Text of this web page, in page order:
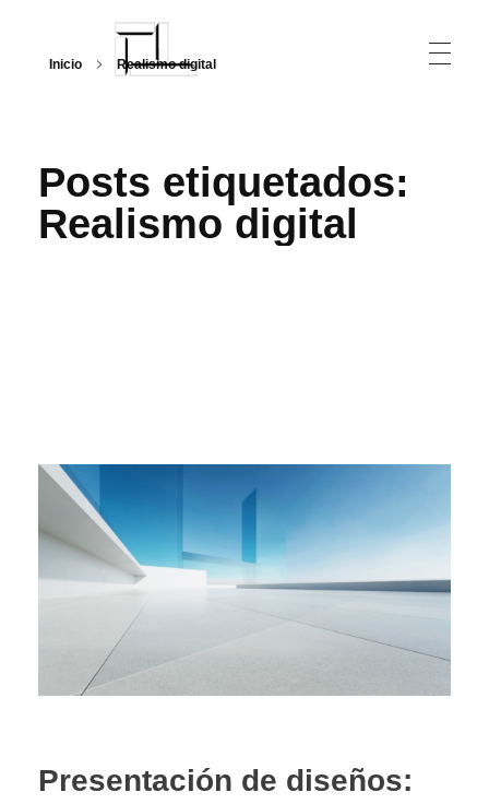
Inicio Realismo digital
Posts etiquetados:
Realismo digital
Presentación de diseños: